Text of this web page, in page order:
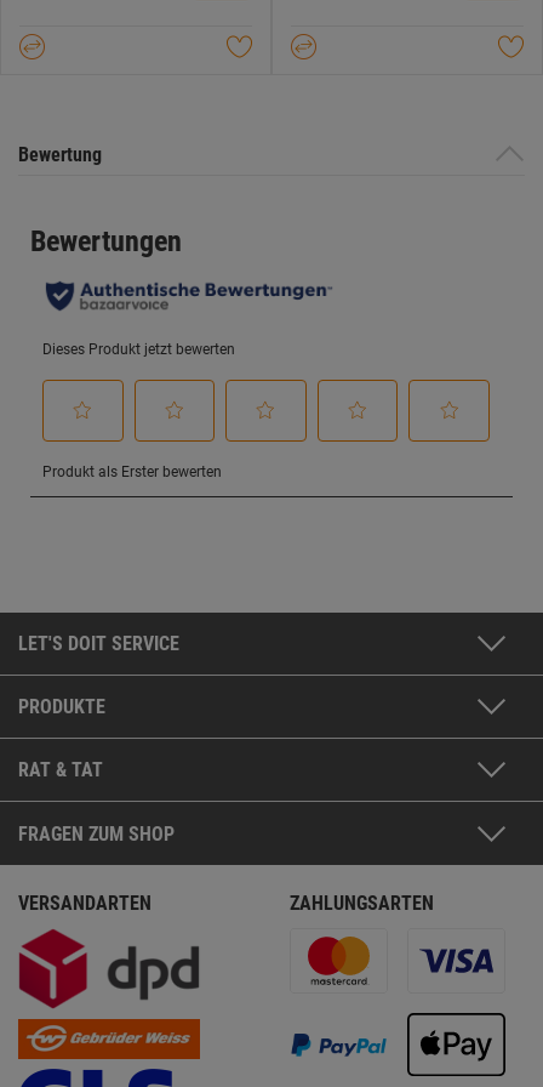
Sternen.
Sternen.
Bewertung
LET'S DOIT SERVICE
PRODUKTE
RAT & TAT
FRAGEN ZUM SHOP
VERSANDARTEN ZAHLUNGSARTEN